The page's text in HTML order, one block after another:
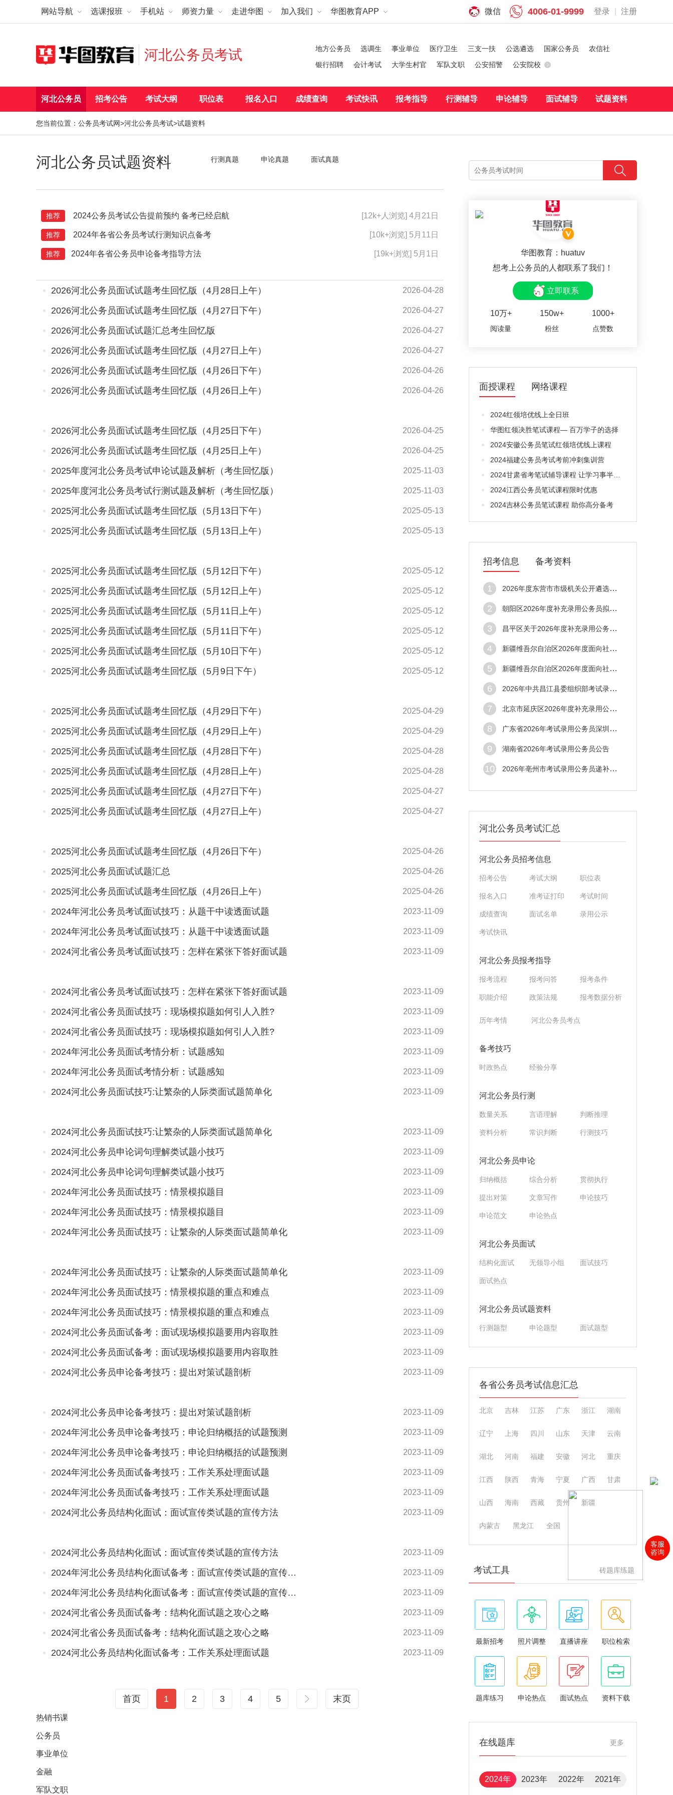
网站导航 选课报班 手机站 师资力量 走进华图 加入我们 华图教育APP 登录 注册
4006-01-9999
微信
河北公务员考试 地方公务员 选调生 事业单位 医疗卫生 三支一扶 公选遴选 国家公务员
农信社
银行招聘
会计考试 大学生村官 军队文职 公安招警 公安院校
河北公务员 招考公告 考试大纲 职位表 报名入口 成绩查询 考试快讯 报考指导 行测辅导 申论辅导 面试辅导 试题资料
您当前位置： 公务员考试网>河北公务员考试>试题资料
行测真题 申论真题 面试真题
河北公务员试题资料
推荐 2024公务员考试公告提前预约 备考已经启航 [12k+人浏览] 4月21日
推荐 2024年各省公务员考试行测知识点备考 [10k+浏览] 5月11日
推荐 2024年各省公务员申论备考指导方法 [19k+浏览] 5月1日
2026-04-28
2026河北公务员面试试题考生回忆版（4月28日上午）
2026-04-27
2026河北公务员面试试题考生回忆版（4月27日下午）
2026-04-27
2026河北公务员面试试题汇总考生回忆版
2026-04-27
2026河北公务员面试试题考生回忆版（4月27日上午）
2026-04-26
2026河北公务员面试试题考生回忆版（4月26日下午）
2026-04-26
2026河北公务员面试试题考生回忆版（4月26日上午）
2026-04-25
2026河北公务员面试试题考生回忆版（4月25日下午）
2026-04-25
2026河北公务员面试试题考生回忆版（4月25日上午）
2025-11-03
2025年度河北公务员考试申论试题及解析（考生回忆版）
2025-11-03
2025年度河北公务员考试行测试题及解析（考生回忆版）
2025-05-13
2025河北公务员面试试题考生回忆版（5月13日下午）
2025-05-13
2025河北公务员面试试题考生回忆版（5月13日上午）
2025-05-12
2025河北公务员面试试题考生回忆版（5月12日下午）
2025-05-12
2025河北公务员面试试题考生回忆版（5月12日上午）
2025-05-12
2025河北公务员面试试题考生回忆版（5月11日上午）
2025-05-12
2025河北公务员面试试题考生回忆版（5月11日下午）
2025-05-12
2025河北公务员面试试题考生回忆版（5月10日下午）
2025-05-12
2025河北公务员面试试题考生回忆版（5月9日下午）
2025-04-29
2025河北公务员面试试题考生回忆版（4月29日下午）
2025-04-29
2025河北公务员面试试题考生回忆版（4月29日上午）
2025-04-28
2025河北公务员面试试题考生回忆版（4月28日下午）
2025-04-28
2025河北公务员面试试题考生回忆版（4月28日上午）
2025-04-27
2025河北公务员面试试题考生回忆版（4月27日下午）
2025-04-27
2025河北公务员面试试题考生回忆版（4月27日上午）
2025-04-26
2025河北公务员面试试题考生回忆版（4月26日下午）
2025-04-26
2025河北公务员面试试题汇总
2025-04-26
2025河北公务员面试试题考生回忆版（4月26日上午）
2023-11-09
2024年河北公务员考试面试技巧：从题干中读透面试题
2023-11-09
2024年河北公务员考试面试技巧：从题干中读透面试题
2023-11-09
2024河北省公务员考试面试技巧：怎样在紧张下答好面试题
2023-11-09
2024河北省公务员考试面试技巧：怎样在紧张下答好面试题
2023-11-09
2024河北省公务员面试技巧：现场模拟题如何引人入胜?
2023-11-09
2024河北省公务员面试技巧：现场模拟题如何引人入胜?
2023-11-09
2024年河北公务员面试考情分析：试题感知
2023-11-09
2024年河北公务员面试考情分析：试题感知
2023-11-09
2024河北公务员面试技巧:让繁杂的人际类面试题简单化
2023-11-09
2024河北公务员面试技巧:让繁杂的人际类面试题简单化
2023-11-09
2024河北公务员申论词句理解类试题小技巧
2023-11-09
2024河北公务员申论词句理解类试题小技巧
2023-11-09
2024年河北公务员面试技巧：情景模拟题目
2023-11-09
2024年河北公务员面试技巧：情景模拟题目
2023-11-09
2024年河北公务员面试技巧：让繁杂的人际类面试题简单化
2023-11-09
2024年河北公务员面试技巧：让繁杂的人际类面试题简单化
2023-11-09
2024年河北公务员面试技巧：情景模拟题的重点和难点
2023-11-09
2024年河北公务员面试技巧：情景模拟题的重点和难点
2023-11-09
2024河北公务员面试备考：面试现场模拟题要用内容取胜
2023-11-09
2024河北公务员面试备考：面试现场模拟题要用内容取胜
2023-11-09
2024河北公务员申论备考技巧：提出对策试题剖析
2023-11-09
2024河北公务员申论备考技巧：提出对策试题剖析
2023-11-09
2024年河北公务员申论备考技巧：申论归纳概括的试题预测
2023-11-09
2024年河北公务员申论备考技巧：申论归纳概括的试题预测
2023-11-09
2024年河北公务员面试备考技巧：工作关系处理面试题
2023-11-09
2024年河北公务员面试备考技巧：工作关系处理面试题
2023-11-09
2024河北公务员结构化面试：面试宣传类试题的宣传方法
2023-11-09
2024河北公务员结构化面试：面试宣传类试题的宣传方法
2023-11-09
2024年河北公务员结构化面试备考：面试宣传类试题的宣传方法
2023-11-09
2024年河北公务员结构化面试备考：面试宣传类试题的宣传方法
2023-11-09
2024河北省公务员面试备考：结构化面试题之攻心之略
2023-11-09
2024河北省公务员面试备考：结构化面试题之攻心之略
2023-11-09
2024河北公务员结构化面试备考：工作关系处理面试题
首页 1 2 3 4 5 末页
热销书课
公务员
事业单位
金融
军队文职
华图教育：huatuv
想考上公务员的人都联系了我们！
立即联系
10万+
阅读量
150w+
粉丝
1000+
点赞数
面授课程 网络课程
2024红领培优线上全日班
华图红领决胜笔试课程— 百万学子的选择
2024安徽公务员笔试红领培优线上课程
2024福建公务员考试考前冲刺集训营
2024江西公务员笔试课程限时优惠
2024吉林公务员笔试课程 助你高分备考
招考信息 备考资料
1 2026年度东营市市级机关公开遴选公务员取消职位公告
2 朝阳区2026年度补充录用公务员拟录用人员公示公告
3 昌平区关于2026年度补充录用公务员拟录用人员公示公告（第一批）
4 新疆维吾尔自治区2026年度面向社会公开考试录用公务员拟录用人员公示公告（第一批）
5 新疆维吾尔自治区2026年度面向社会公开考试录用公务员拟录用人员公示公告（第一批）
6 2026年中共昌江县委组织部考试录用公务员体检结果公告
7 北京市延庆区2026年度补充录用公务员拟录用人员公示公告
8 广东省2026年考试录用公务员深圳市市场监督管理局拟录用人员公示公告（第三批）
9 湖南省2026年考试录用公务员公告
10 2026年亳州市考试录用公务员递补体检公告（五）
河北公务员考试汇总
河北公务员招考信息
招考公告 考试大纲 职位表
报名入口 准考证打印 考试时间
成绩查询 面试名单 录用公示
考试快讯
河北公务员报考指导
报考流程 报考问答 报考条件
职能介绍 政策法规 报考数据分析
历年考情 河北公务员考点
备考技巧
时政热点 经验分享
河北公务员行测
数量关系 言语理解 判断推理
资料分析 常识判断 行测技巧
河北公务员申论
归纳概括 综合分析 贯彻执行
提出对策 文章写作 申论技巧
申论范文 申论热点
河北公务员面试
结构化面试 无领导小组 面试技巧
面试热点
河北公务员试题资料
行测题型 申论题型 面试题型
各省公务员考试信息汇总
北京 吉林 江苏 广东 浙江 湖南
辽宁 上海 四川 山东 天津 云南
湖北 河南 福建 安徽 河北 重庆
江西 陕西 青海 宁夏 广西 甘肃
山西 海南 西藏 贵州 新疆
内蒙古 黑龙江 全国
砖题库练题
考试工具
最新招考 照片调整 直播讲座 职位检索
题库练习 申论热点 面试热点 资料下载
更多
在线题库
2024年 2023年 2022年 2021年
客服
咨询